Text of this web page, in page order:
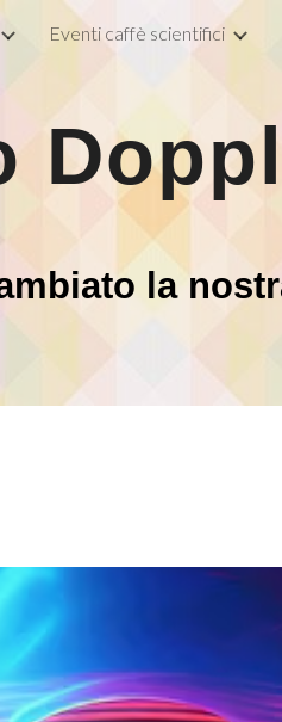
Eventi caffè scientifici
la